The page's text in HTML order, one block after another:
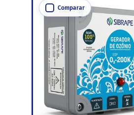
Comparar